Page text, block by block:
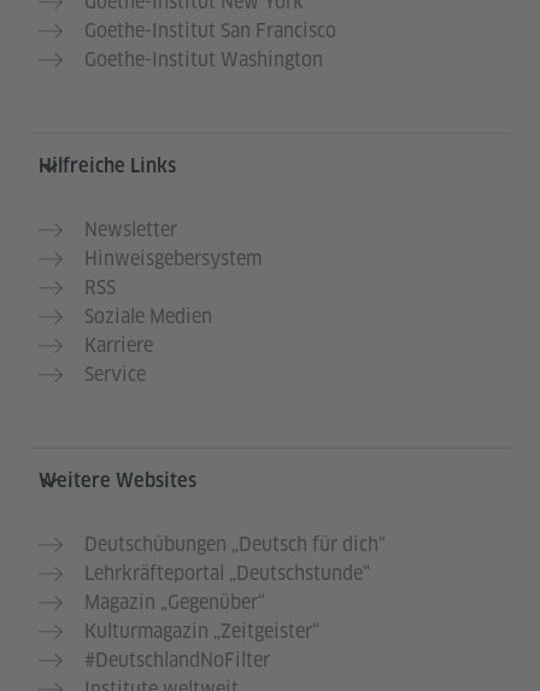
Goethe-Institut San Francisco
Goethe-Institut Washington
Hilfreiche Links
Newsletter
Hinweisgebersystem
RSS
Soziale Medien
Karriere
Service
Weitere Websites
Deutschübungen „Deutsch für dich“
Lehrkräfteportal „Deutschstunde“
Magazin „Gegenüber“
Kulturmagazin „Zeitgeister“
#DeutschlandNoFilter